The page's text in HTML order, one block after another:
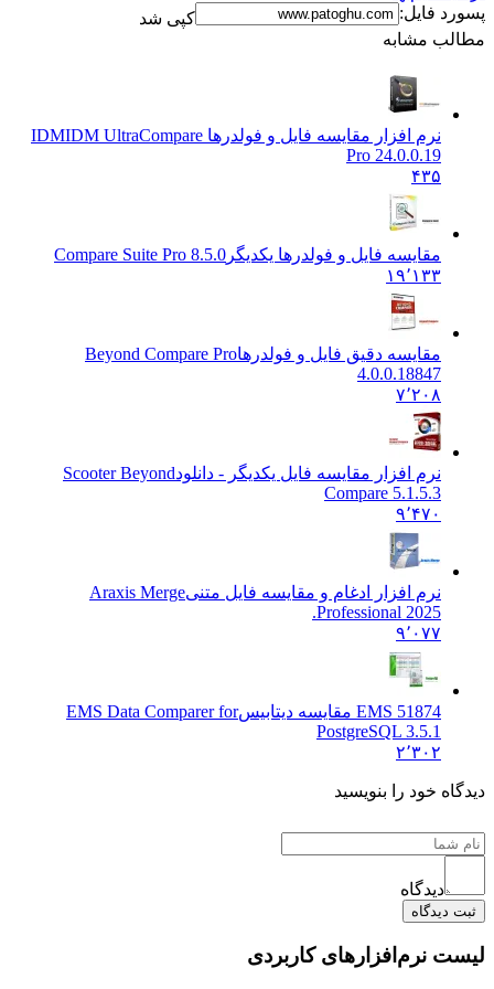
فایل:
کپی شد
مشابه
نرم افزار مقایسه فایل و فولدرها IDMIDM UltraCompare
Pro 24.0.0.19
مقایسه فایل و فولدرها یکدیگرCompare Suite Pro 8.5.0
۱۹٬۱۳۳
مقایسه دقیق فایل و فولدرهاBeyond Compare Pro
4.0.0.18847
۷٬۲۰۸
نرم افزار مقایسه فایل یکدیگر - دانلود Scooter Beyond
Compare 5.1.5.3
۹٬۴۷۰
نرم افزار ادغام و مقایسه فایل متنی Araxis Merge
Professional 2025.
۹٬۰۷۷
EMS 51874 مقایسه دیتابیس
EMS Data Comparer for
PostgreSQL 3.5.1
۲٬۳۰۲
خود را بنویسید
دیدگاه
نرم‌افزارهای کاربردی